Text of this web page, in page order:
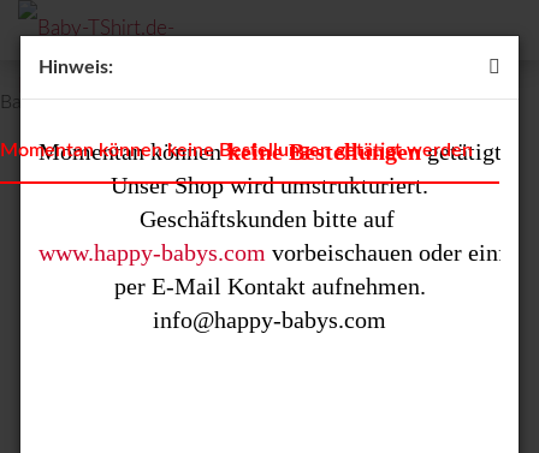
Hinweis:
Momentan können keine Bestellungen getätigt
Unser Shop wird umstrukturiert.
www.happy-babys.com vorbeischauen oder
per E-Mail Kontakt aufnehmen.
Baby T-Shirt "Wenn du denkst ich sei süß..."
Momentan können keine Bestellungen getätigt werden